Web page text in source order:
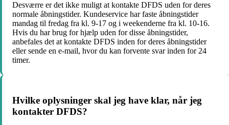
Desværre er det ikke muligt at kontakte DFDS uden for deres
normale åbningstider. Kundeservice har faste åbningstider
mandag til fredag fra kl. 9-17 og i weekenderne fra kl. 10-16.
Hvis du har brug for hjælp uden for disse åbningstider,
anbefales det at kontakte DFDS inden for deres åbningstider
eller sende en e-mail, hvor du kan forvente svar inden for 24
timer.
Hvilke oplysninger skal jeg have klar, når jeg
kontakter DFDS?